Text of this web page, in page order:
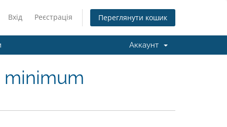
Вхід Реєстрація Переглянути кошик
Аккаунт
minimum